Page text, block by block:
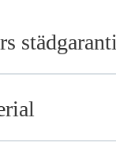
städgaranti